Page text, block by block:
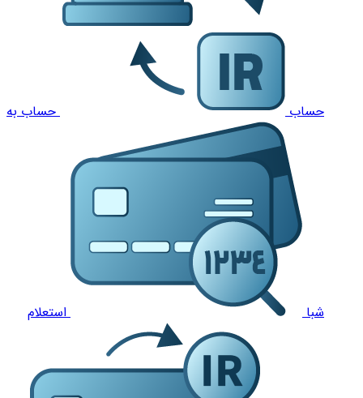
حساب حساب به
شبا استعلام